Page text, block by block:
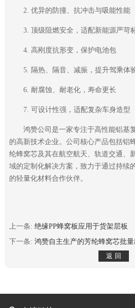
2. 优异的防撞、抗冲击与吸能性能
3. 顶级阻燃安全，适配新能源严苛
4. 高刚度抗形变，保护电池包
5. 隔热、隔音、减振，提升驾乘体
6. 耐腐蚀、耐老化，寿命更长
7. 可设计性强，适配复杂车身造型
鸿赞公司是一家专注于高性能铝基
的高新技术企业。公司核心产品包括铝
纶蜂窝芯及其在航空航天、轨道交通、
域的定制化解决方案，致力于通过持续
的轻量化材料合作伙伴。
上一条: 绝缘PP蜂窝板应用于货架层板
下一条: 鸿赞自主生产的芳纶蜂窝芯批